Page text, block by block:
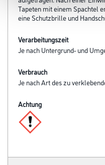
Tapeten mit einem Spachtel
eine Schutzbrille und
Verarbeitungszeit
Je nach Untergrund- und
Verbrauch
Je nach Art des zu
Achtung